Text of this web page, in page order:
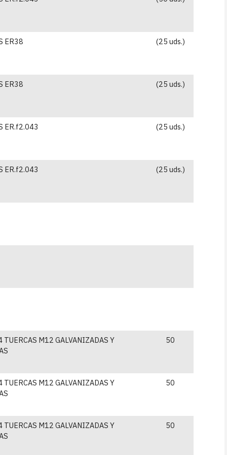
ER38 (25 uds.)
ER38 (25 uds.)
ER.f2.043 (25 uds.)
ER.f2.043 (25 uds.)
TUERCAS M12 GALVANIZADAS Y
50
TUERCAS M12 GALVANIZADAS Y
50
TUERCAS M12 GALVANIZADAS Y
50